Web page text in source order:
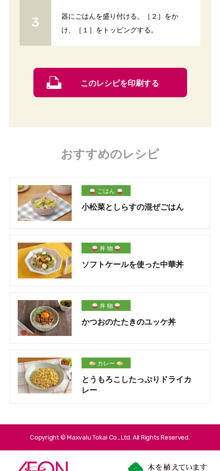
器にごはんを盛り付ける。［２］をか
け、［１］をトッピングする。
このレシピを印刷する
おすすめのレシピ
ごはん
小松菜としらすの混ぜごはん
丼 物
ソフトケールを使った中華丼
丼 物
かつおのたたきのユッケ丼
カレー
とうもろこしたっぷりドライカ
レー
Copyright © Maxvalu Tokai Co., Ltd. All Rights Reserved.